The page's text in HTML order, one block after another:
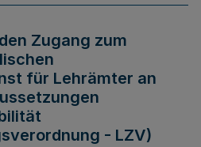
Zugang zum
für Lehrämter an
- LZV)